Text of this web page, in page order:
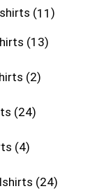
11
13
2
24
4
24